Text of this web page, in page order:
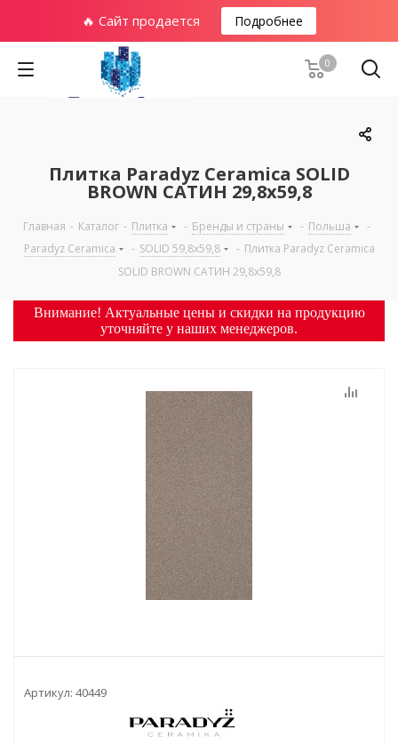
🔥 Сайт продается Подробнее
0
Плитка Paradyz Ceramica SOLID
BROWN САТИН 29,8х59,8
Главная - Каталог - Плитка - Бренды и страны - Польша
-
Paradyz Ceramica
- SOLID 59,8х59,8 - Плитка Paradyz Ceramica
SOLID BROWN САТИН 29,8х59,8
Внимание! Актуальные цены и скидки на продукцию
уточняйте у наших менеджеров.
Артикул: 40449